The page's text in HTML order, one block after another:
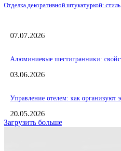
Отделка декоративной штукатуркой:
07.07.2026
Алюминиевые шестигранники:
03.06.2026
Управление отелем: как организуют
20.05.2026
Загрузить больше